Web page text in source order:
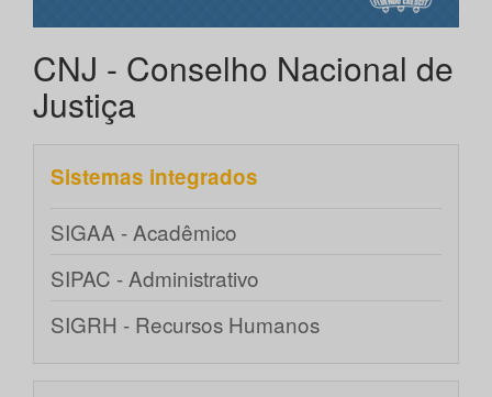
CNJ - Conselho Nacional de
Justiça
Sistemas integrados
SIGAA - Acadêmico
SIPAC - Administrativo
SIGRH - Recursos Humanos